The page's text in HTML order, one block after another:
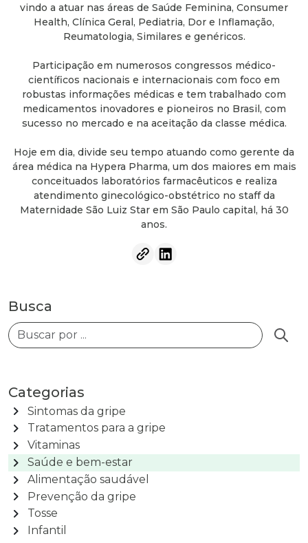
vindo a atuar nas áreas de Saúde Feminina, Consumer
Health, Clínica Geral, Pediatria, Dor e Inflamação,
Reumatologia, Similares e genéricos.
Participação em numerosos congressos médico-
científicos nacionais e internacionais com foco em
robustas informações médicas e tem trabalhado com
medicamentos inovadores e pioneiros no Brasil, com
sucesso no mercado e na aceitação da classe médica.
Hoje em dia, divide seu tempo atuando como gerente da
área médica na Hypera Pharma, um dos maiores em mais
conceituados laboratórios farmacêuticos e realiza
atendimento ginecológico-obstétrico no staff da
Maternidade São Luiz Star em São Paulo capital, há 30
anos.
Busca
Categorias
chevron_right Sintomas da gripe
chevron_right Tratamentos para a gripe
chevron_right Vitaminas
chevron_right Saúde e bem-estar
chevron_right Alimentação saudável
chevron_right Prevenção da gripe
chevron_right Tosse
chevron_right Infantil